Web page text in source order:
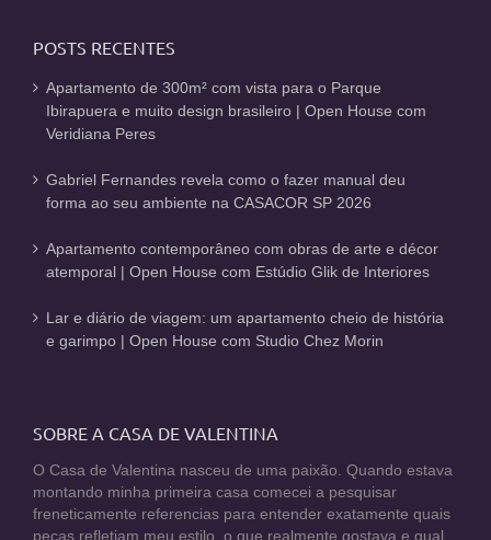
POSTS RECENTES
Apartamento de 300m² com vista para o Parque
Ibirapuera e muito design brasileiro | Open House com
Veridiana Peres
Gabriel Fernandes revela como o fazer manual deu
forma ao seu ambiente na CASACOR SP 2026
Apartamento contemporâneo com obras de arte e décor
atemporal | Open House com Estúdio Glik de Interiores
Lar e diário de viagem: um apartamento cheio de história
e garimpo | Open House com Studio Chez Morin
SOBRE A CASA DE VALENTINA
O Casa de Valentina nasceu de uma paixão. Quando estava
montando minha primeira casa comecei a pesquisar
freneticamente referencias para entender exatamente quais
peças refletiam meu estilo, o que realmente gostava e qual